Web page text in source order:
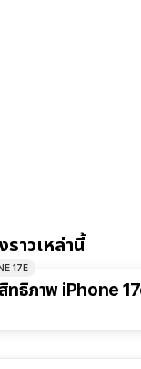
าวเหล่านี้
17E
ทธิภาพ iPhone